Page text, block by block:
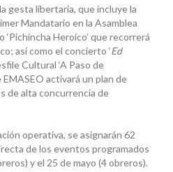
gesta libertaria, que incluye la
Mandatario en la Asamblea
‘Pichincha Heroico’ que recorrerá
así como el concierto ‘Ed
Cultural ‘A Paso de
activará un plan de
de alta concurrencia de
operativa, se asignarán 62
de los eventos programados
y el 25 de mayo (4 obreros).